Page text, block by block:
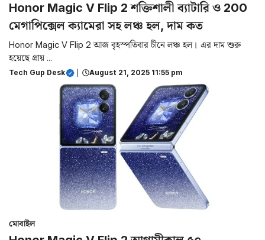
Honor Magic V Flip 2 শক্তিশালী ব্যাটারি ও 200
মেগাপিক্সেল ক্যামেরা সহ লঞ্চ হল, দাম কত
Honor Magic V Flip 2 আজ বৃহস্পতিবার চীনে লঞ্চ হল। এর দাম শুরু
হয়েছে প্রায় ...
Tech Gup Desk August 21, 2025 11:55 pm
মোবাইল